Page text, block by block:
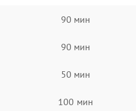
90 мин
90 мин
50 мин
100 мин